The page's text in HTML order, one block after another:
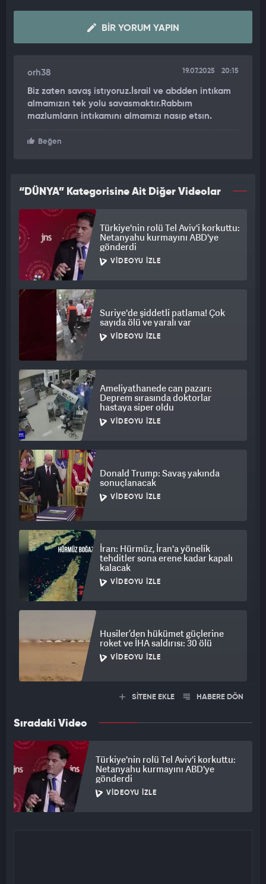
BIR YORUM YAPIN
orh38 19.07.2025 20:15
Biz zaten savaş istıyoruz.İsrail ve abdden intıkam
almamızın tek yolu savasmaktır.Rabbım
mazlumların intıkamını almamızı nasıp etsın.
Beğen
“DÜNYA” Kategorisine Ait Diğer Videolar
Türkiye'nin rolü Tel Aviv'i korkuttu:
Netanyahu kurmayını ABD'ye
gönderdi
VIDEOYU İZLE
Suriye'de şiddetli patlama! Çok
sayıda ölü ve yaralı var
VIDEOYU İZLE
Ameliyathanede can pazarı:
Deprem sırasında doktorlar
hastaya siper oldu
VIDEOYU İZLE
Donald Trump: Savaş yakında
sonuçlanacak
VIDEOYU İZLE
İran: Hürmüz, İran'a yönelik
tehditler sona erene kadar kapalı
kalacak
VIDEOYU İZLE
Husiler’den hükümet güçlerine
roket ve İHA saldırısı: 30 ölü
VIDEOYU İZLE
SİTENE EKLE HABERE DÖN
Sıradaki Video
Türkiye'nin rolü Tel Aviv'i korkuttu:
Netanyahu kurmayını ABD'ye
gönderdi
VIDEOYU İZLE